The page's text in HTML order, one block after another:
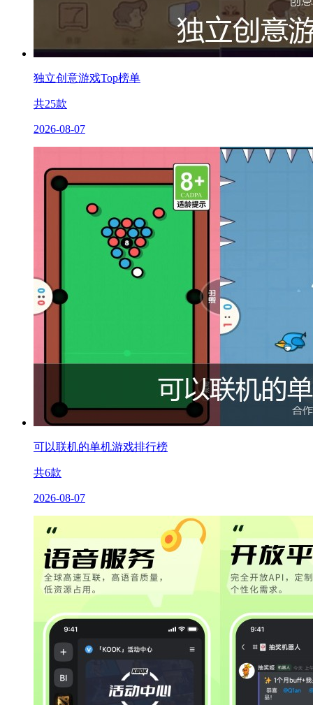
独立创意游戏Top榜单
共25款
2026-08-07
可以联机的单机游戏排行榜
共6款
2026-08-07